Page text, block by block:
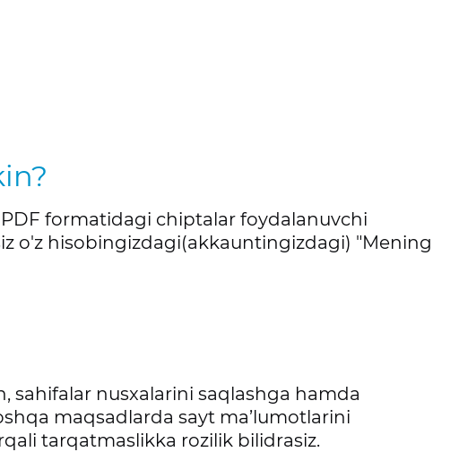
formatidagi chiptalar foydalanuvchi
o'z hisobingizdagi(akkauntingizdagi) "Mening
sahifalar nusxalarini saqlashga hamda
maqsadlarda sayt ma’lumotlarini
tarqatmaslikka rozilik bilidrasiz.